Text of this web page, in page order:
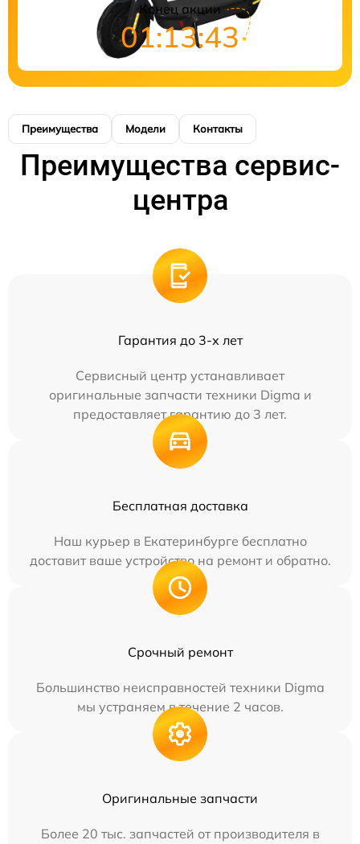
Конец акции
01:13:43
Преимущества Модели Контакты
Преимущества сервис-
центра
Гарантия до 3-х лет
Сервисный центр устанавливает
оригинальные запчасти техники Digma и
предоставляет гарантию до 3 лет.
Бесплатная доставка
Наш курьер в Екатеринбурге бесплатно
доставит ваше устройство на ремонт и обратно.
Срочный ремонт
Большинство неисправностей техники Digma
мы устраняем в течение 2 часов.
Оригинальные запчасти
Более 20 тыс. запчастей от производителя в